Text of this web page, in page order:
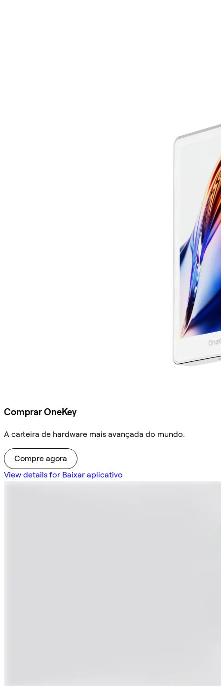
Comprar OneKey
A carteira de hardware mais avançada do mundo.
Compre agora
View details for Baixar aplicativo